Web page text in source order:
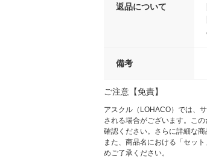
返品について
備考
ご注意【免責】
アスクル（LOHACO）では、
される場合がございます。こ
確認ください。さらに詳細な
また、商品名における「セッ
めご了承ください。